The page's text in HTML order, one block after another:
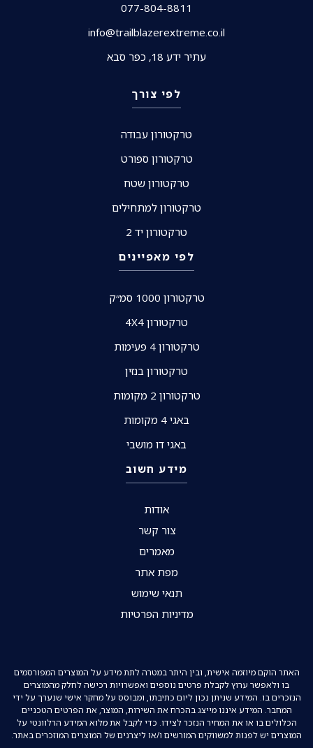
077-804-8811
info@trailblazerextreme.co.il
עתיר ידע 18, כפר סבא
לפי צורך
טרקטורון עבודה
טרקטורון ספורט
טרקטורון שטח
טרקטורון למתחילים
טרקטורון יד 2
לפי מאפיינים
טרקטורון 1000 סמ״ק
טרקטורון 4X4
טרקטורון 4 פעימות
טרקטורון בנזין
טרקטורון 2 מקומות
באגי 4 מקומות
באגי דו מושבי
מידע חשוב
אודות
צור קשר
מאמרים
מפת אתר
תנאי שימוש
מדיניות הפרטיות
האתר הוקם מיוזמה אישית, ובין היתר במטרה לתת מידע על המוצרים המפורסמים
בו ולאפשר ערוץ לקבלת פרטים נוספים ואפשרויות רכישה לחלק מהמוצרים
הנזכרים בו. המידע שניתן נכון ליום כתיבתו, ומבוסס על מחקר אישי שנערך על ידי
המחבר. המידע איננו מייצג בהכרח את השירות, המוצר, את הפרטים הטכניים
הכלולים בו או את המחיר הנזכר לצידו. כדי לקבל את מלוא המידע הרלוונטי על
המוצרים יש לפנות למשווקים המורשים ו/או ליצרנים של המוצרים המוזכרים באתר.